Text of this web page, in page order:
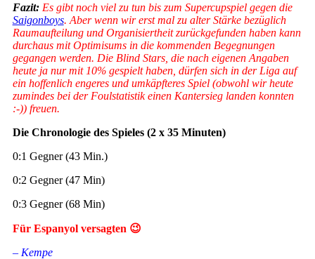
Fazit: Es gibt noch viel zu tun bis zum Supercupspiel gegen die
Saigonboys. Aber wenn wir erst mal zu alter Stärke bezüglich
Raumaufteilung und Organisiertheit zurückgefunden haben kann
durchaus mit Optimisums in die kommenden Begegnungen
gegangen werden. Die Blind Stars, die nach eigenen Angaben
heute ja nur mit 10% gespielt haben, dürfen sich in der Liga auf
ein hoffenlich engeres und umkäpfteres Spiel (obwohl wir heute
zumindes bei der Foulstatistik einen Kantersieg landen konnten
:-)) freuen.
Die Chronologie des Spieles (2 x 35 Minuten)
0:1 Gegner (43 Min.)
0:2 Gegner (47 Min)
0:3 Gegner (68 Min)
Für Espanyol versagten 😉
– Kempe